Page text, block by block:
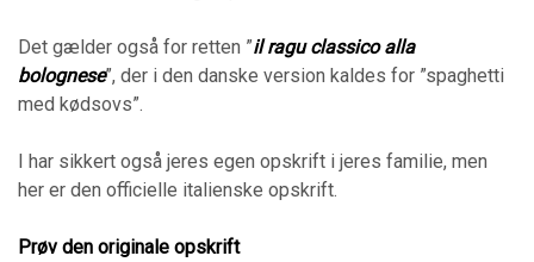
Det gælder også for retten ”il ragu classico alla
bolognese”, der i den danske version kaldes for ”spaghetti
med kødsovs”.
I har sikkert også jeres egen opskrift i jeres familie, men
her er den officielle italienske opskrift.
Prøv den originale opskrift